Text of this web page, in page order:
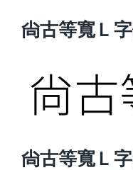
尙古等寬 L
尙古等寬 L